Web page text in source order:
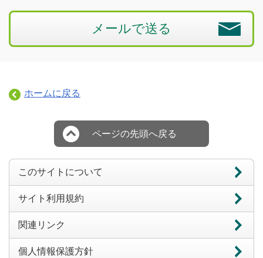
メールで送る
ホームに戻る
ページの先頭へ戻る
このサイトについて
サイト利用規約
関連リンク
個人情報保護方針